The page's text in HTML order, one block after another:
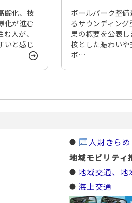
齢化、技
化が進む
人が、
いと感じ
ボールパーク整
るサウンディン
果の概要を公表
核とした賑わいや
ボ…
人財きら
地域モビリティ
地域交通、地
海上交通